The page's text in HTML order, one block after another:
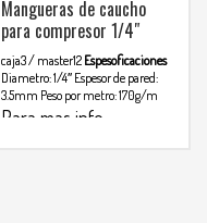
Mangueras de caucho
para compresor 1/4″
caja3 / master12 Espesoficaciones
Diametro: 1/4″ Espesor de pared:
3.5mm Peso por metro: 170g/m
Para mas info